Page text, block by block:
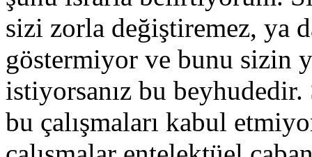
sizi zorla değiştiremez, ya
göstermiyor ve bunu sizin
istiyorsanız bu
bu çalışmaları kabul